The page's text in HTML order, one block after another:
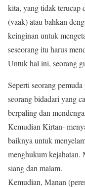
kita, yang tidak terucap
(vaak) atau bahkan
keinginan untuk
seseorang itu harus
Untuk hal ini, seorang
Seperti seorang
seorang bidadari yang
berpaling dan
Kemudian Kirtan-
baiknya untuk
menghukum
siang dan malam.
Kemudian, Manan